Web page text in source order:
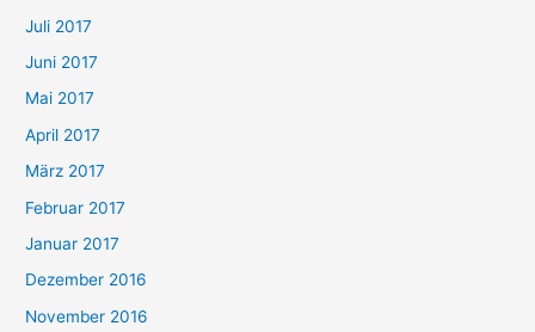
Juli 2017
Juni 2017
Mai 2017
April 2017
März 2017
Februar 2017
Januar 2017
Dezember 2016
November 2016